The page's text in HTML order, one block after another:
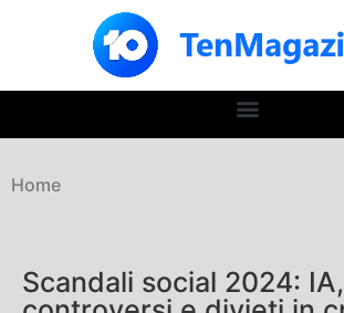
Home
Scandali social 2024: